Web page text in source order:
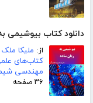
دانلود کتاب بیوشیمی
از: ملیکا ملک
کتاب‌های
مهندسی
۳۶ صفحه